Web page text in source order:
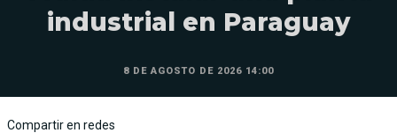
industrial en Paraguay
8 DE AGOSTO DE 2026 14:00
Compartir en redes